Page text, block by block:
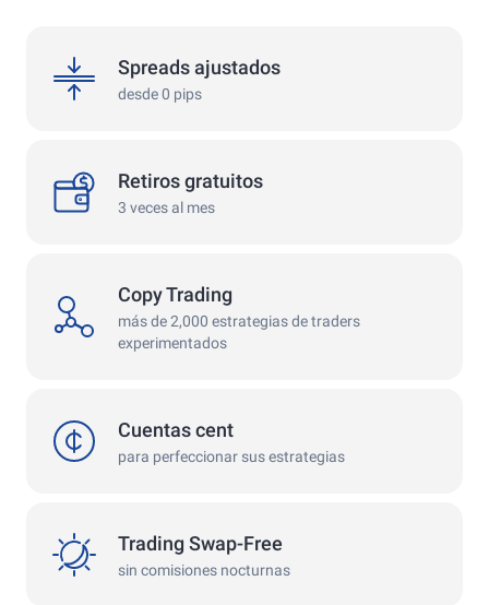
Spreads ajustados
desde 0 pips
Retiros gratuitos
3 veces al mes
Copy Trading
más de 2,000 estrategias de traders
experimentados
Cuentas cent
para perfeccionar sus estrategias
Trading Swap-Free
sin comisiones nocturnas